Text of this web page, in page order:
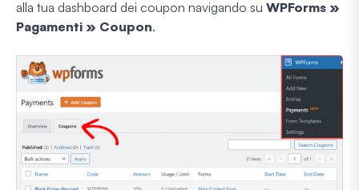
alla tua dashboard dei coupon navigando su WPForms »
Pagamenti » Coupon.